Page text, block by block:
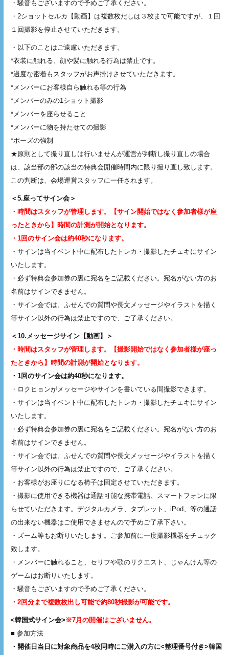
・騒音もございますので予めご了承ください。
・2ショットセルカ【動画】は複数枚だしは３枚まで可能ですが、１回
１回撮影を停止させていただきます。
・以下のことはご遠慮いただきます。
*衣装に触れる、顔や髪に触れる行為は禁止です。
*過度な密着もスタッフがお声掛けさせていただきます。
*メンバーにお客様自ら触れる等の行為
*メンバーのみの1ショット撮影
*メンバーを座らせること
*メンバーに物を持たせての撮影
*ポーズの強制
★原則として撮り直しは行いませんが運営が判断し撮り直しの場合
は、該当部の部の該当の特典会開催時間内に限り撮り直し致します。
この判断は、会場運営スタッフに一任されます。
＜5.座ってサイン会＞
・時間はスタッフが管理します。【サイン開始ではなく参加者様が座
ったときから】時間の計測が開始となります。
・1回のサイン会は約40秒になります。
・サインは当イベント中に配布したトレカ・撮影したチェキにサイン
いたします。
・必ず特典会参加券の裏に宛名をご記載ください。宛名がない方のお
名前はサインできません。
・サイン会では、ふせんでの質問や長文メッセージやイラストを描く
等サイン以外の行為は禁止ですので、ご了承ください。
＜10.メッセージサイン【動画】＞
・時間はスタッフが管理します。【撮影開始ではなく参加者様が座っ
たときから】時間の計測が開始となります。
・1回のサイン会は約40秒になります。
・ロクヒョンがメッセージやサインを書いている間撮影できます。
・サインは当イベント中に配布したトレカ・撮影したチェキにサイン
いたします。
・必ず特典会参加券の裏に宛名をご記載ください。宛名がない方のお
名前はサインできません。
・サイン会では、ふせんでの質問や長文メッセージやイラストを描く
等サイン以外の行為は禁止ですので、ご了承ください。
・お客様がお座りになる椅子は固定させていただきます。
・撮影に使用できる機器は通話可能な携帯電話、スマートフォンに限
らせていただきます。デジタルカメラ、タブレット、iPod、等の通話
の出来ない機器はご使用できませんので予めご了承下さい。
・ズーム等もお断りいたします。ご参加前に一度撮影機器をチェック
致します。
・メンバーに触れること、セリフや歌のリクエスト、じゃんけん等の
ゲームはお断りいたします。
・騒音もございますので予めご了承ください。
・2回分まで複数枚出し可能で約80秒撮影が可能です。
<韓国式サイン会> ※7月の開催はございません。
■ 参加方法
・開催日当日に対象商品を4枚同時にご購入の方に<整理番号付き>韓国